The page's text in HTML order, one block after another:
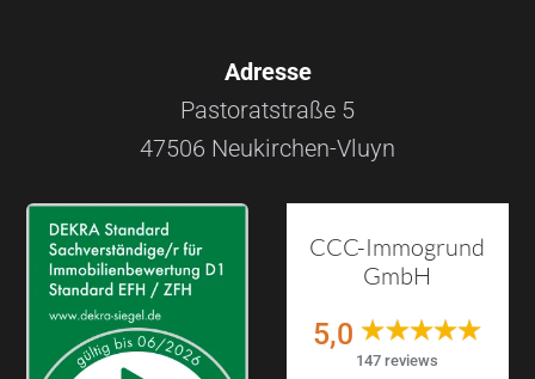
Adresse
Pastoratstraße 5
47506 Neukirchen-Vluyn
CCC-Immogrund
GmbH
5,0
147 reviews